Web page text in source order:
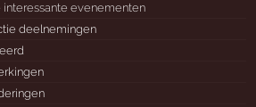
interessante evenementen
deelnemingen